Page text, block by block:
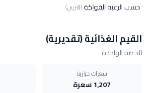
حسب الرغبةالفواكة(للتزيين)
القيم الغذائية (تقديرية)
للحصة الواحدة
سعرات حرارية
1,207 سعرة